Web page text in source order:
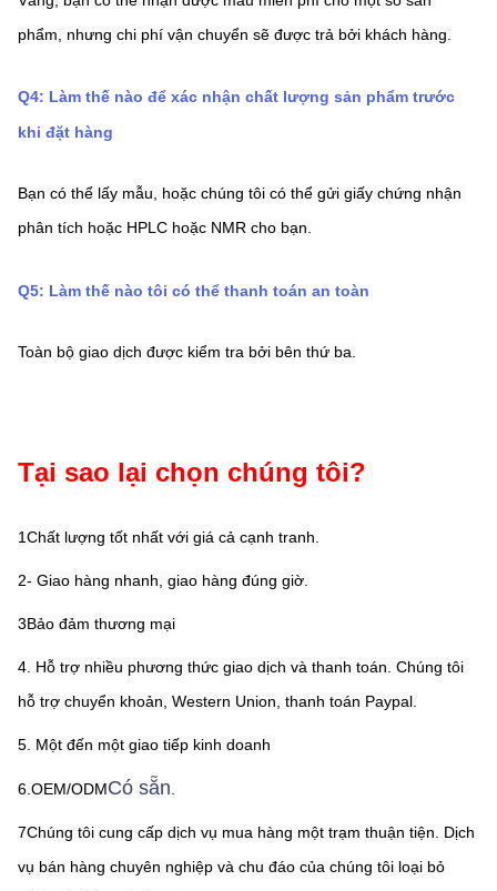
phẩm, nhưng chi phí vận chuyển sẽ được trả bởi khách hàng.
Q4: Làm thế nào để xác nhận chất lượng sản phẩm trước
khi đặt hàng
Bạn có thể lấy mẫu, hoặc chúng tôi có thể gửi giấy chứng nhận
phân tích hoặc HPLC hoặc NMR cho bạn.
Q5: Làm thế nào tôi có thể thanh toán an toàn
Toàn bộ giao dịch được kiểm tra bởi bên thứ ba.
Tại sao lại chọn chúng tôi?
1Chất lượng tốt nhất với giá cả cạnh tranh.
2- Giao hàng nhanh, giao hàng đúng giờ.
3Bảo đảm thương mại
4. Hỗ trợ nhiều phương thức giao dịch và thanh toán. Chúng tôi
hỗ trợ chuyển khoản, Western Union, thanh toán Paypal.
5. Một đến một giao tiếp kinh doanh
6.OEM/ODMCó sẵn
7Chúng tôi cung cấp dịch vụ mua hàng một trạm thuận tiện. Dịch
vụ bán hàng chuyên nghiệp và chu đáo của chúng tôi loại bỏ